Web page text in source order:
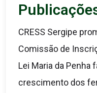
CRESS Sergipe
Comissão de
Lei Maria da Penha
crescimento dos